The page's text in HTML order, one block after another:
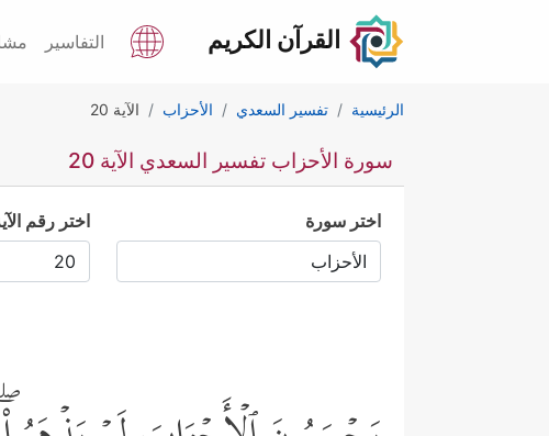
القرآن الكريم التفاسير
الرئيسية تفسير السعدي الأحزاب الآية 20
سورة الأحزاب تفسير السعدي الآية 20
اختر سورة اختر رقم